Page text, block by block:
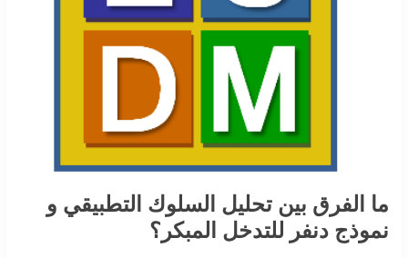
ما الفرق بين تحليل السلوك التطبيقي و
نموذج دنفر للتدخل المبكر؟